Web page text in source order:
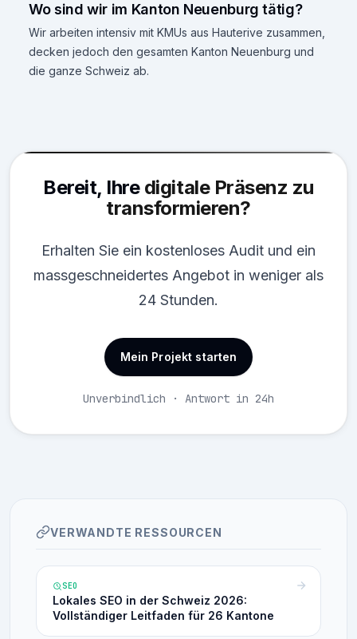
Wo sind wir im Kanton Neuenburg tätig?
Wir arbeiten intensiv mit KMUs aus Hauterive zusammen,
decken jedoch den gesamten Kanton Neuenburg und
die ganze Schweiz ab.
Bereit, Ihre digitale Präsenz zu
transformieren?
Erhalten Sie ein kostenloses Audit und ein
massgeschneidertes Angebot in weniger als
24 Stunden.
Mein Projekt starten
Unverbindlich · Antwort in 24h
VERWANDTE RESSOURCEN
SEO
Lokales SEO in der Schweiz 2026:
Vollständiger Leitfaden für 26 Kantone